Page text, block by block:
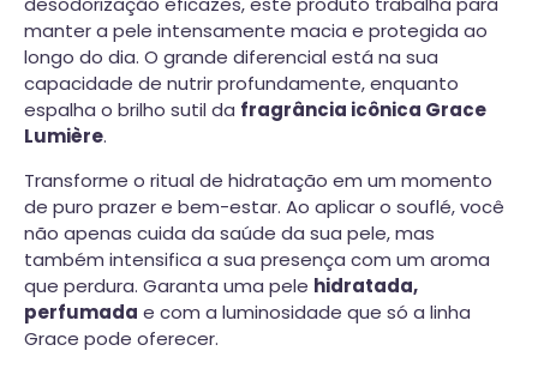
manter a pele intensamente macia e protegida ao
longo do dia. O grande diferencial está na sua
capacidade de nutrir profundamente, enquanto
espalha o brilho sutil da fragrância icônica Grace
Lumière.
Transforme o ritual de hidratação em um momento
de puro prazer e bem-estar. Ao aplicar o souflé, você
não apenas cuida da saúde da sua pele, mas
também intensifica a sua presença com um aroma
que perdura. Garanta uma pele hidratada,
perfumada e com a luminosidade que só a linha
Grace pode oferecer.